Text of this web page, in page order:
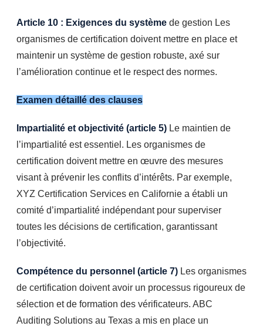
Article 10 : Exigences du système de gestion Les
organismes de certification doivent mettre en place et
maintenir un système de gestion robuste, axé sur
l’amélioration continue et le respect des normes.
Examen détaillé des clauses
Impartialité et objectivité (article 5) Le maintien de
l’impartialité est essentiel. Les organismes de
certification doivent mettre en œuvre des mesures
visant à prévenir les conflits d’intérêts. Par exemple,
XYZ Certification Services en Californie a établi un
comité d’impartialité indépendant pour superviser
toutes les décisions de certification, garantissant
l’objectivité.
Compétence du personnel (article 7) Les organismes
de certification doivent avoir un processus rigoureux de
sélection et de formation des vérificateurs. ABC
Auditing Solutions au Texas a mis en place un